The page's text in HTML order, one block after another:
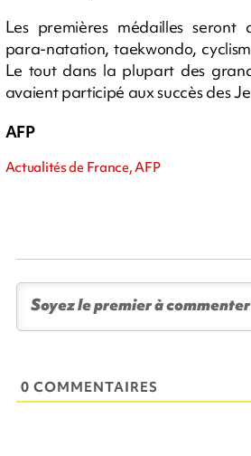
Les premières médailles seront
para-natation, taekwondo,
Le tout dans la plupart des
avaient participé aux succès des
AFP
Actualités de France, AFP
0 COMMENTAIRES